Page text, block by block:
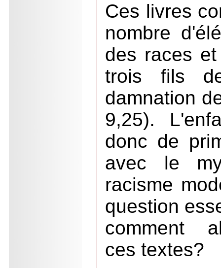
Ces livres
nombre
des races
trois fils
damnation
9,25).
donc de
avec le
racisme
question
comment
ces textes?